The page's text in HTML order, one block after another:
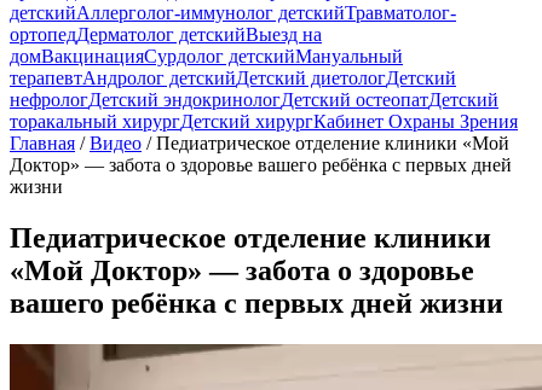
детскийАллерголог-иммунолог детскийТравматолог-
ортопедДерматолог детскийВыезд на
домВакцинацияСурдолог детскийМануальный
терапевтАндролог детскийДетский диетологДетский
нефрологДетский эндокринологДетский остеопатДетский
торакальный хирургДетский хирургКабинет Охраны Зрения
Главная /Видео /Педиатрическое отделение клиники «Мой
Доктор» — забота о здоровье вашего ребёнка с первых дней
жизни
Педиатрическое отделение клиники
«Мой Доктор» — забота о здоровье
вашего ребёнка с первых дней жизни